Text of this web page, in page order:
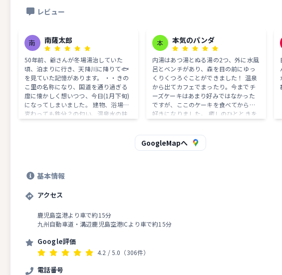
レビュー
南 南薩太郎
50年前、爺さんが冬場湯治していた
頃、泊まりに行き、天降川に降りて🐟
を見ていた記憶があります。 ・・きの
こ里の名称になり、国道を通り過ぎる
度に懐かしく想いつつ、今日(1月下旬)
になってしまいました。 建物、浴場は
変わっても鉄分？の匂い、温泉水の味
本 本気のパンダ
内湯はあつ湯とぬる湯の2つ、外に水風
呂とベンチがあり、森を目の前にゆっ
くりくつろぐことができました！ 温泉
から出てカフェでまったり。今までチ
ーズケーキはあまり好みではなかった
ですが、ここのケーキを食べてから大
好きになりました。 癒しのひとときを
GoogleMapへ
基本情報
アクセス
鹿児島空港より車で約15分
九州自動車道・溝辺鹿児島空港ICより車で約15分
Google評価
4.2 / 5.0 （306件）
電話番号